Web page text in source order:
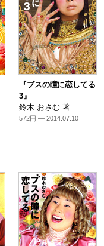
『ブスの瞳に恋してる
3』
鈴木 おさむ 著
572円 — 2014.07.10